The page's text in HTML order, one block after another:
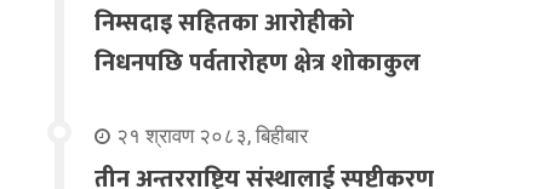
निम्सदाइ सहितका आरोहीको
निधनपछि पर्वतारोहण क्षेत्र शोकाकुल
२१ श्रावण २०८३, बिहीबार
तीन अन्तरराष्ट्रिय संस्थालाई स्पष्टीकरण